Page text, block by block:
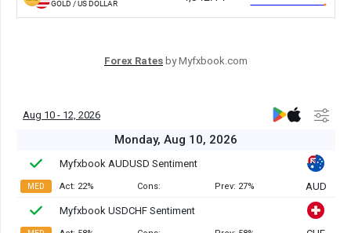
Forex Rates by Myfxbook.com